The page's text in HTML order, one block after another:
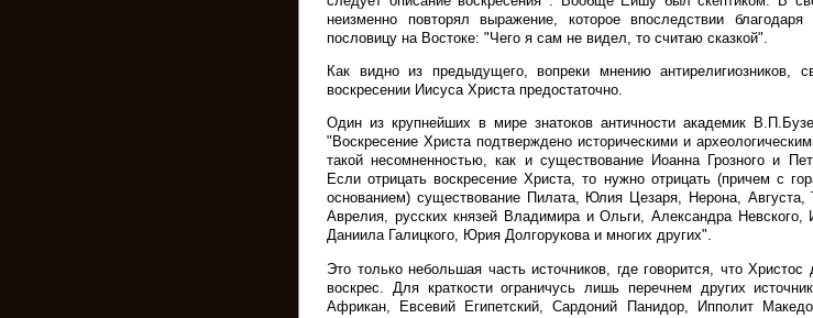
неизменно повторял выражение, которое впоследствии
пословицу на Востоке: "Чего я сам не видел, то считаю сказкой".
Как видно из предыдущего, вопреки мнению антирелигиозников,
воскресении Иисуса Христа предостаточно.
Один из крупнейших в мире знатоков античности академик
"Воскресение Христа подтверждено историческими и
такой несомненностью, как и существование Иоанна Грозного и
Если отрицать воскресение Христа, то нужно отрицать (причем с
основанием) существование Пилата, Юлия Цезаря, Нерона, Августа,
Аврелия, русских князей Владимира и Ольги, Александра Невского,
Даниила Галицкого, Юрия Долгорукова и многих других".
Это только небольшая часть источников, где говорится, что Христос
воскрес. Для краткости ограничусь лишь перечнем других
Африкан, Евсевий Египетский, Сардоний Панидор, Ипполит